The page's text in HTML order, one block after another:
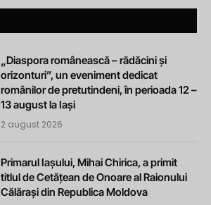
„Diaspora românească – rădăcini și
orizonturi”, un eveniment dedicat
românilor de pretutindeni, în perioada 12 –
13 august la Iași
2 august 2026
Primarul Iașului, Mihai Chirica, a primit
titlul de Cetățean de Onoare al Raionului
Călărași din Republica Moldova